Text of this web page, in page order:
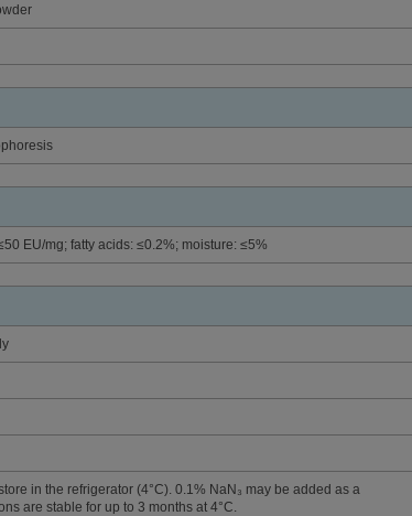
EU/mg; fatty acids: ≤0.2%; moisture: ≤5%
in the refrigerator (4°C). 0.1% NaN₃ may be added as a
are stable for up to 3 months at 4°C.